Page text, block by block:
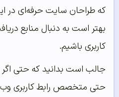
که طراحان سایت حرفه‌ای در
بهتر است به دنبال منابع
کاربری باشیم.
جالب است بدانید که حتی